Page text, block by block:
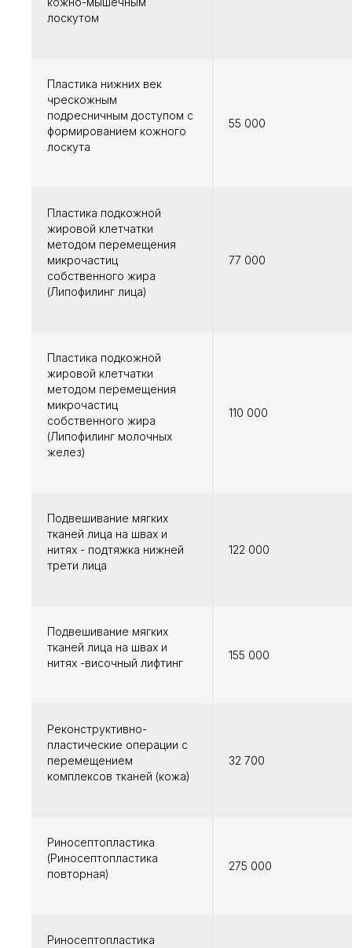
лоскутом
Пластика нижних век
чрескожным
подресничным доступом с
формированием кожного
лоскута
55 000
Пластика подкожной
жировой клетчатки
методом перемещения
микрочастиц
собственного жира
(Липофилинг лица)
77 000
Пластика подкожной
жировой клетчатки
методом перемещения
микрочастиц
собственного жира
(Липофилинг молочных
желез)
110 000
Подвешивание мягких
тканей лица на швах и
нитях - подтяжка нижней
трети лица
122 000
Подвешивание мягких
тканей лица на швах и
нитях -височный лифтинг
155 000
Реконструктивно-
пластические операции с
перемещением
комплексов тканей (кожа)
32 700
Риносептопластика
(Риносептопластика
повторная)
275 000
Риносептопластика